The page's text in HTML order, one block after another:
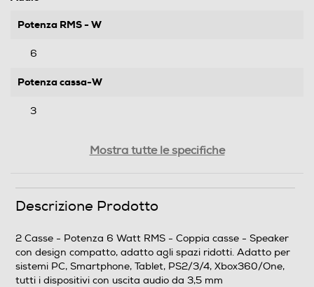
Potenza RMS - W
6
Potenza cassa-W
3
Dimensioni - Peso
55
Larghezza-mm
73
Mostra tutte le specifiche
Descrizione Prodotto
2 Casse - Potenza 6 Watt RMS - Coppia casse - Speaker
con design compatto, adatto agli spazi ridotti. Adatto per
sistemi PC, Smartphone, Tablet, PS2/3/4, Xbox360/One,
tutti i dispositivi con uscita audio da 3,5 mm